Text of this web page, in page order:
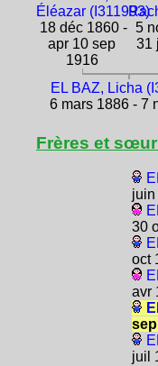
Éléazar (I311993)
18 déc 1860 -
apr 10 sep
1916
5
31
EL BAZ, Licha
6 mars 1886 - 7
Frères et
juin
30
oct
avr
juil